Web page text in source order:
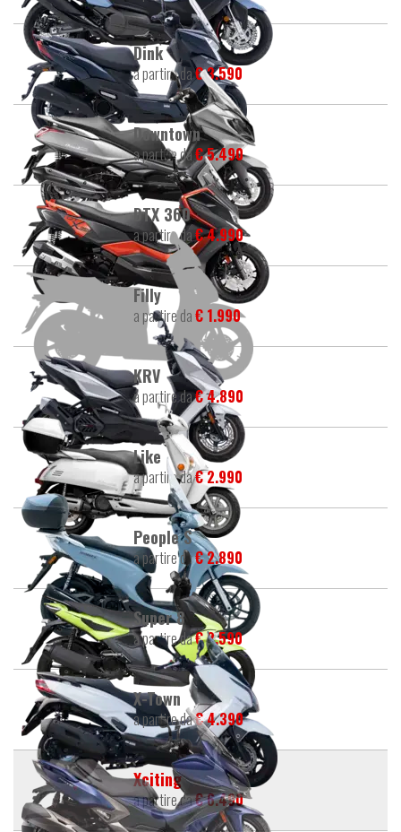
Dink
a partire da€ 3.590
Downtown
a partire da€ 5.490
DTX 360
a partire da€ 4.990
Filly
a partire da€ 1.990
KRV
a partire da€ 4.890
Like
a partire da€ 2.990
People S
a partire da€ 2.890
Super 8
a partire da€ 2.590
X-Town
a partire da€ 4.390
Xciting
a partire da€ 6.490